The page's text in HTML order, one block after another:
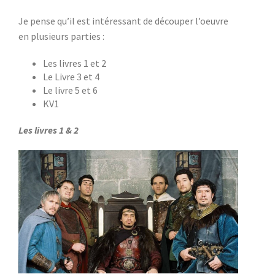
Je pense qu’il est intéressant de découper l’oeuvre
en plusieurs parties :
Les livres 1 et 2
Le Livre 3 et 4
Le livre 5 et 6
KV1
Les livres 1 & 2